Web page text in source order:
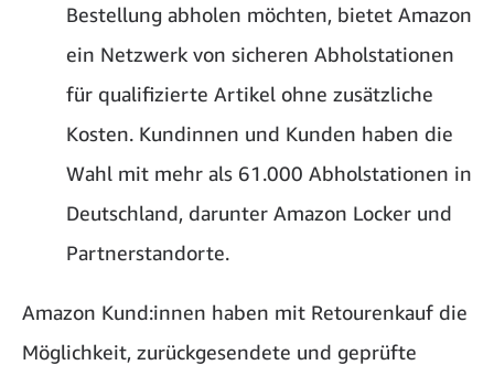
Bestellung abholen möchten, bietet Amazon
ein Netzwerk von sicheren Abholstationen
für qualifizierte Artikel ohne zusätzliche
Kosten. Kundinnen und Kunden haben die
Wahl mit mehr als 61.000 Abholstationen in
Deutschland, darunter Amazon Locker und
Partnerstandorte.
Amazon Kund:innen haben mit Retourenkauf die
Möglichkeit, zurückgesendete und geprüfte